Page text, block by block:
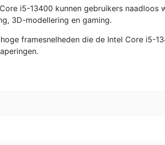
i5-13400 kunnen gebruikers naadloos
3D-modellering en gaming.
framesnelheden die de Intel Core i5-